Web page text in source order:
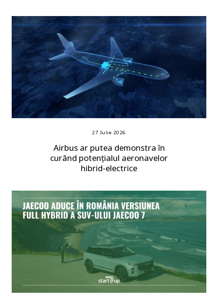
27 Iulie 2026
Airbus ar putea demonstra în
curând potențialul aeronavelor
hibrid-electrice